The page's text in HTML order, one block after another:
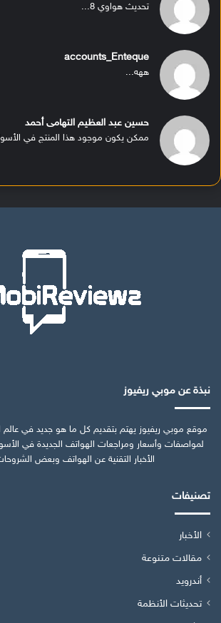
تحديث هواوي 8...
accounts_Enteque
ههه...
حسين عبد العظيم التهامى أحمد
ممكن يكون موجود هذا المنتج في
نبذة عن موبي ريفيوز
موقع موبي ريفيوز يهتم بتقديم كل ما هو جديد في
لمواصفات وأسعار ومراجعات الهواتف الجديدة في
الأخبار التقنية عن الهواتف وبعض
تصنيفات
الأخبار
مقالات متنوعة
أندرويد
تحديثات الأنظمة